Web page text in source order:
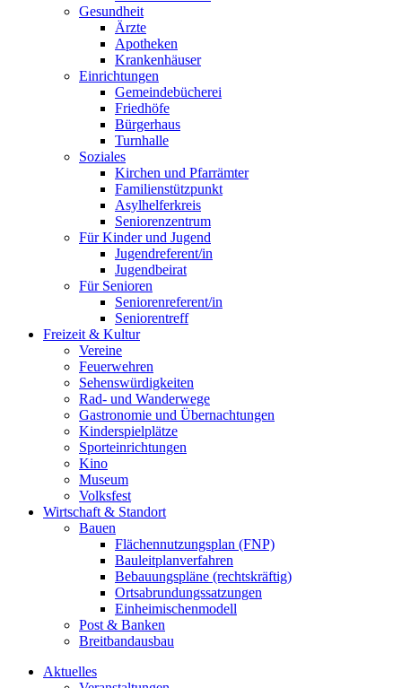
Gesundheit
Ärzte
Apotheken
Krankenhäuser
Einrichtungen
Gemeindebücherei
Friedhöfe
Bürgerhaus
Turnhalle
Soziales
Kirchen und Pfarrämter
Familienstützpunkt
Asylhelferkreis
Seniorenzentrum
Für Kinder und Jugend
Jugendreferent/in
Jugendbeirat
Für Senioren
Seniorenreferent/in
Seniorentreff
Freizeit & Kultur
Vereine
Feuerwehren
Sehenswürdigkeiten
Rad- und Wanderwege
Gastronomie und Übernachtungen
Kinderspielplätze
Sporteinrichtungen
Kino
Museum
Volksfest
Wirtschaft & Standort
Bauen
Flächennutzungsplan (FNP)
Bauleitplanverfahren
Bebauungspläne (rechtskräftig)
Ortsabrundungssatzungen
Einheimischenmodell
Post & Banken
Breitbandausbau
Aktuelles